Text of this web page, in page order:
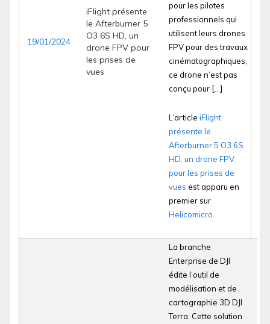
19/01/2024
iFlight présente
le Afterburner 5
O3 6S HD, un
drone FPV pour
les prises de
vues
pour les pilotes
professionnels qui
utilisent leurs drones
FPV pour des travaux
cinématographiques,
ce drone n’est pas
conçu pour […]
L’article iFlight
présente le
Afterburner 5 O3 6S
HD, un drone FPV
pour les prises de
vues est apparu en
premier sur
Helicomicro
La branche
Enterprise de DJI
édite l’outil de
modélisation et de
cartographie 3D DJI
Terra. Cette solution